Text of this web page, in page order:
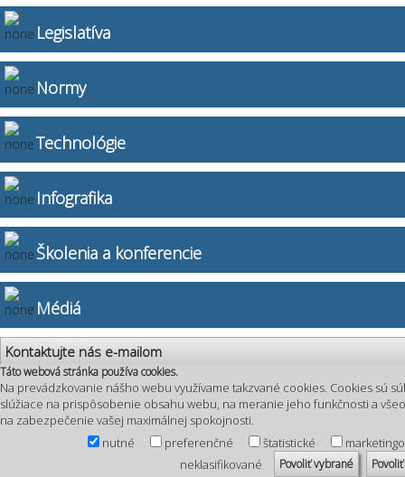
Táto webová stránka používa cookies.
Na prevádzkovanie nášho webu využívame takzvané cookies. Cookies sú
slúžiace na prispôsobenie obsahu webu, na meranie jeho funkčnosti a
na zabezpečenie vašej maximálnej spokojnosti.
nutné
preferenčné štatistické
neklasifikované
Povoliť vybrané
Legislatíva
Normy
Technológie
Infografika
Školenia a konferencie
Médiá
Kontaktujte nás e-mailom